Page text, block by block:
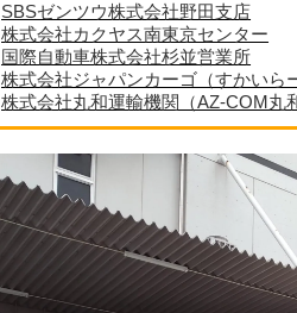
SBSゼンツウ株式会社野田支店
株式会社カクヤス南東京センター
国際自動車株式会社杉並営業所
株式会社ジャパンカーゴ（すかいら
株式会社丸和運輸機関（AZ-COM丸